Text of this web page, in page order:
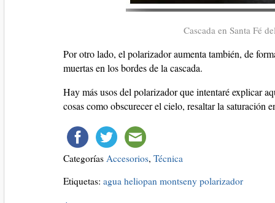
Cascada en Santa Fé
Por otro lado, el polarizador aumenta también, de
muertas en los bordes de la cascada.
Hay más usos del polarizador que intentaré explicar
cosas como obscurecer el cielo, resaltar la saturación
Categorías Accesorios, Técnica
Etiquetas: agua heliopan montseny polarizador